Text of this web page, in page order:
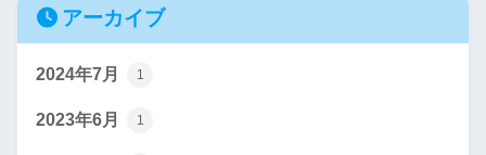
アーカイブ
2024年7月 1
2023年6月 1